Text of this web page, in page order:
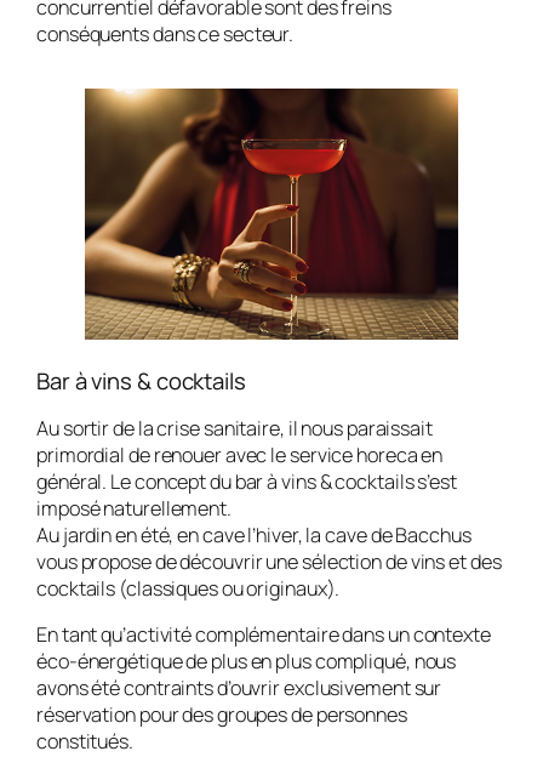
concurrentiel défavorable sont des freins
conséquents dans ce secteur.
Bar à vins & cocktails
Au sortir de la crise sanitaire, il nous paraissait
primordial de renouer avec le service horeca en
général. Le concept du bar à vins & cocktails s’est
imposé naturellement.
Au jardin en été, en cave l’hiver, la cave de Bacchus
vous propose de découvrir une sélection de vins et des
cocktails (classiques ou originaux).
En tant qu’activité complémentaire dans un contexte
éco-énergétique de plus en plus compliqué, nous
avons été contraints d’ouvrir exclusivement sur
réservation pour des groupes de personnes
constitués.